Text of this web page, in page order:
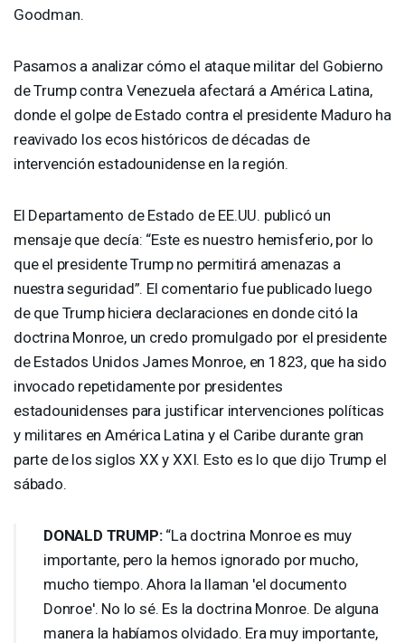
Goodman.
Pasamos a analizar cómo el ataque militar del Gobierno
de Trump contra Venezuela afectará a América Latina,
donde el golpe de Estado contra el presidente Maduro ha
reavivado los ecos históricos de décadas de
intervención estadounidense en la región.
El Departamento de Estado de EE.UU. publicó un
mensaje que decía: “Este es nuestro hemisferio, por lo
que el presidente Trump no permitirá amenazas a
nuestra seguridad”. El comentario fue publicado luego
de que Trump hiciera declaraciones en donde citó la
doctrina Monroe, un credo promulgado por el presidente
de Estados Unidos James Monroe, en 1823, que ha sido
invocado repetidamente por presidentes
estadounidenses para justificar intervenciones políticas
y militares en América Latina y el Caribe durante gran
parte de los siglos XX yXXI. Esto es lo que dijo Trump el
sábado.
DONALD TRUMP:“La doctrina Monroe es muy
importante, pero la hemos ignorado por mucho,
mucho tiempo. Ahora la llaman 'el documento
Donroe'. No lo sé. Es la doctrina Monroe. De alguna
manera la habíamos olvidado. Era muy importante,